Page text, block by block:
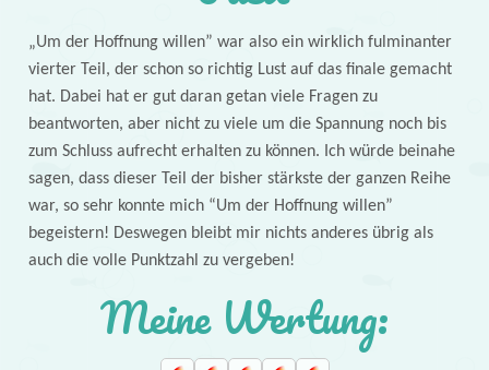
„Um der Hoffnung willen” war also ein wirklich fulminanter
vierter Teil, der schon so richtig Lust auf das finale gemacht
hat. Dabei hat er gut daran getan viele Fragen zu
beantworten, aber nicht zu viele um die Spannung noch bis
zum Schluss aufrecht erhalten zu können. Ich würde beinahe
sagen, dass dieser Teil der bisher stärkste der ganzen Reihe
war, so sehr konnte mich “Um der Hoffnung willen”
begeistern! Deswegen bleibt mir nichts anderes übrig als
auch die volle Punktzahl zu vergeben!
Meine Wertung: